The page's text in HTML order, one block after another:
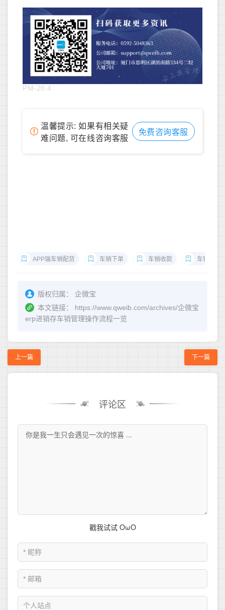
PM-20.4
温馨提示: 如果有相关疑
难问题, 可在线咨询客服
免费咨询客服
APP端车销配货 车销下单 车销收款 车销回库
版权归属：
企微宝
本文链接：
https://www.qweib.com/archives/企微宝
erp进销存车销管理操作流程一览
上一篇 下一篇
评论区